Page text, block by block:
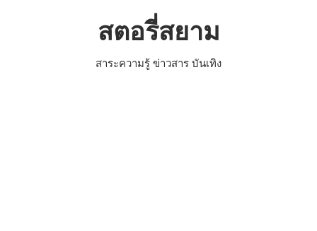
สตอรี่สยาม
สาระความรู้ ข่าวสาร บันเทิง